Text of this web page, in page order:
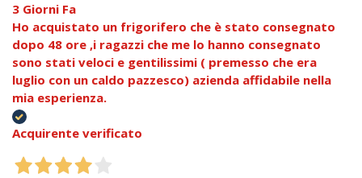
3 Giorni Fa
Ho acquistato un frigorifero che è stato consegnato
dopo 48 ore ,i ragazzi che me lo hanno consegnato
sono stati veloci e gentilissimi ( premesso che era
luglio con un caldo pazzesco) azienda affidabile nella
mia esperienza.
Acquirente verificato